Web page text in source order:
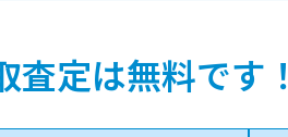
定は無料です！